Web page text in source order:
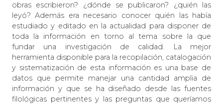
obras escribieron? ¿dónde se publicaron? ¿quién las
leyó? Además era necesario conocer quién las había
estudiado y editado en la actualidad para disponer de
toda la información en torno al tema sobre la que
fundar una investigación de calidad. La mejor
herramienta disponible para la recopilación, catalogación
y sistematización de esta información es una base de
datos que permite manejar una cantidad amplia de
información y que se ha diseñado desde las fuentes
filológicas pertinentes y las preguntas que queríamos